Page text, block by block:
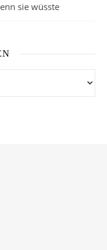
sie wüsste